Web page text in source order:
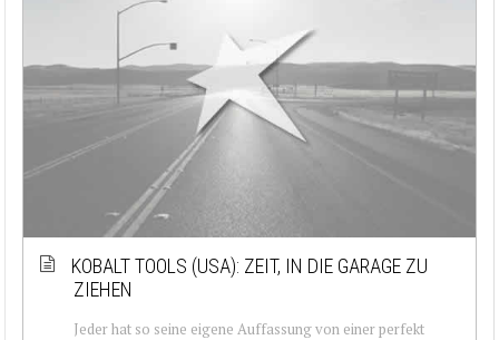
KOBALT TOOLS (USA): ZEIT, IN DIE GARAGE ZU
ZIEHEN
Jeder hat so seine eigene Auffassung von einer perfekt